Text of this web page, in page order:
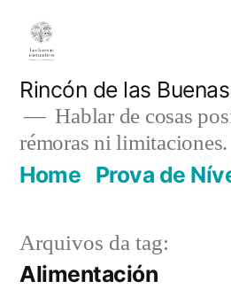
para
conteúdo
Rincón de las
Hablar de cosas
rémoras ni limitaciones.
Home Prova de
Arquivos da tag:
Alimentación